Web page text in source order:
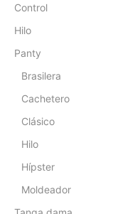
Control
Hilo
Panty
Brasilera
Cachetero
Clásico
Hilo
Hípster
Moldeador